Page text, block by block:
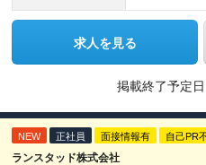
求人を見る
掲載終了予定日
NEW 正社員 面接情報有 自己PR
ランスタッド株式会社